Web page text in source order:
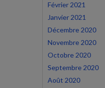
Février 2021
Janvier 2021
Décembre 2020
Novembre 2020
Octobre 2020
Septembre 2020
Août 2020